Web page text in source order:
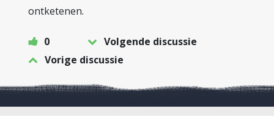
ontketenen.
0
Volgende discussie
Vorige discussie